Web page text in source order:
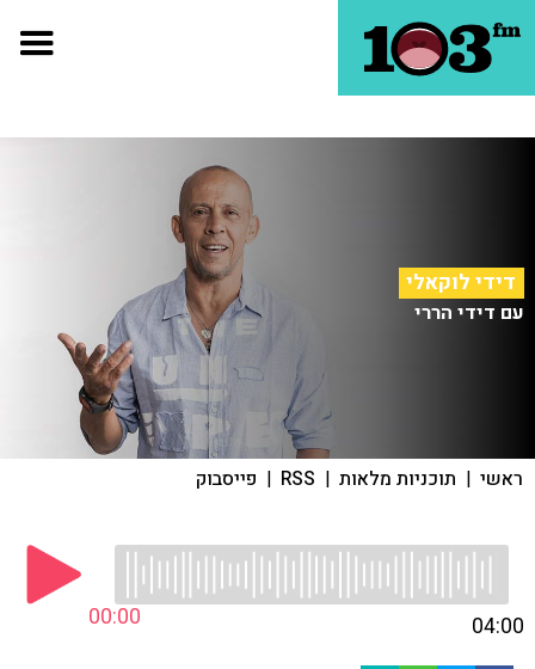
דידי לוקאלי
עם דידי הררי
ראשי | תוכניות מלאות |
RSS
| פייסבוק
00:00 04:00